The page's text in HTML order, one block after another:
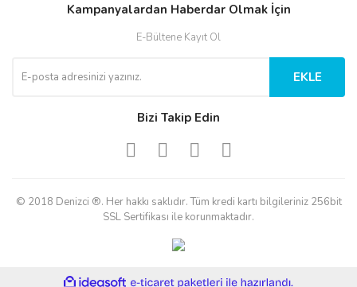
Kampanyalardan Haberdar Olmak İçin
E-Bültene Kayıt Ol
EKLE
Bizi Takip Edin
© 2018 Denizci ®. Her hakkı saklıdır. Tüm kredi kartı bilgileriniz 256bit
SSL Sertifikası ile korunmaktadır.
ideasoft e-